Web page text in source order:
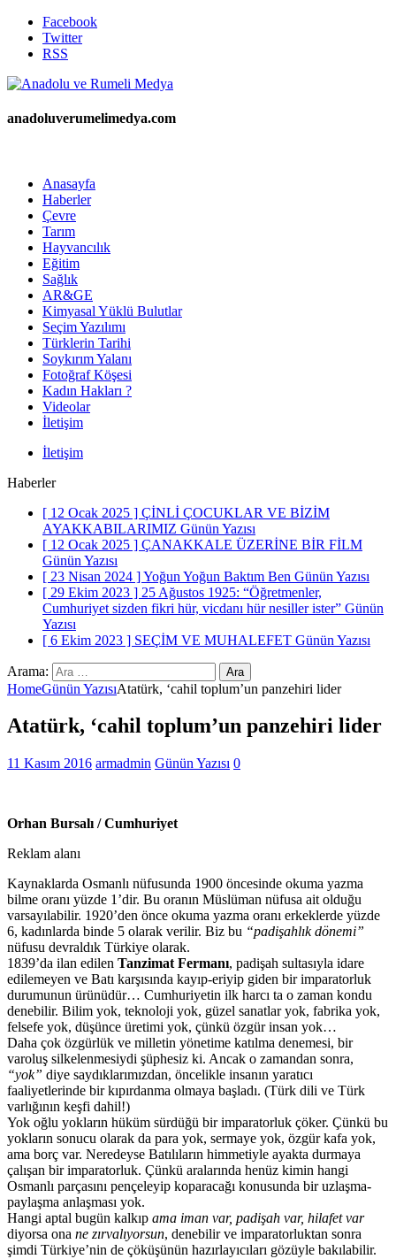
Facebook
Twitter
RSS
anadoluverumelimedya.com
Anasayfa
Haberler
Çevre
Tarım
Hayvancılık
Eğitim
Sağlık
AR&GE
Kimyasal Yüklü Bulutlar
Seçim Yazılımı
Türklerin Tarihi
Soykırım Yalanı
Fotoğraf Köşesi
Kadın Hakları ?
Videolar
İletişim
İletişim
Haberler
[ 12 Ocak 2025 ] ÇİNLİ ÇOCUKLAR VE BİZİM
AYAKKABILARIMIZ Günün Yazısı
[ 12 Ocak 2025 ] ÇANAKKALE ÜZERİNE BİR FİLM
Günün Yazısı
[ 23 Nisan 2024 ]Yoğun Yoğun Baktım Ben Günün Yazısı
[ 29 Ekim 2023 ] 25 Ağustos 1925: “Öğretmenler,
Cumhuriyet sizden fikri hür, vicdanı hür nesiller ister” Günün
Yazısı
[ 6 Ekim 2023 ] SEÇİM VE MUHALEFET Günün Yazısı
Arama:
HomeGünün YazısıAtatürk, ‘cahil toplum’un panzehiri lider
Atatürk, ‘cahil toplum’un panzehiri lider
11 Kasım 2016 armadmin Günün Yazısı 0
Orhan Bursalı / Cumhuriyet
Reklam alanı
Kaynaklarda Osmanlı nüfusunda 1900 öncesinde okuma yazma
bilme oranı yüzde 1’dir. Bu oranın Müslüman nüfusa ait olduğu
varsayılabilir. 1920’den önce okuma yazma oranı erkeklerde yüzde
6, kadınlarda binde 5 olarak verilir. Biz bu “padişahlık dönemi”
nüfusu devraldık Türkiye olarak.
1839’da ilan edilen Tanzimat Fermanı, padişah sultasıyla idare
edilemeyen ve Batı karşısında kayıp-eriyip giden bir imparatorluk
durumunun ürünüdür… Cumhuriyetin ilk harcı ta o zaman kondu
denebilir. Bilim yok, teknoloji yok, güzel sanatlar yok, fabrika yok,
felsefe yok, düşünce üretimi yok, çünkü özgür insan yok…
Daha çok özgürlük ve milletin yönetime katılma denemesi, bir
varoluş silkelenmesiydi şüphesiz ki. Ancak o zamandan sonra,
“yok” diye saydıklarımızdan, öncelikle insanın yaratıcı
faaliyetlerinde bir kıpırdanma olmaya başladı. (Türk dili ve Türk
varlığının keşfi dahil!)
Yok oğlu yokların hüküm sürdüğü bir imparatorluk çöker. Çünkü bu
yokların sonucu olarak da para yok, sermaye yok, özgür kafa yok,
ama borç var. Neredeyse Batılıların himmetiyle ayakta durmaya
çalışan bir imparatorluk. Çünkü aralarında henüz kimin hangi
Osmanlı parçasını pençeleyip koparacağı konusunda bir uzlaşma-
paylaşma anlaşması yok.
Hangi aptal bugün kalkıp ama iman var, padişah var, hilafet var
diyorsa ona ne zırvalıyorsun, denebilir ve imparatorluktan sonra
şimdi Türkiye’nin de çöküşünün hazırlayıcıları gözüyle bakılabilir.